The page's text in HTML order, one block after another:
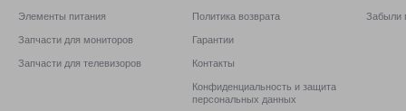
Элементы питания
Запчасти для мониторов
Запчасти для телевизоров
Политика возврата
Гарантии
Контакты
Конфиденциальность и защита
персональных данных
Забыли